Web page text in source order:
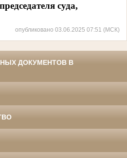
суда,
опубликовано 03.06.2025 07:51 (МСК)
ДОКУМЕНТОВ В